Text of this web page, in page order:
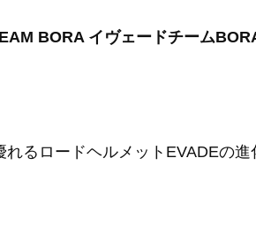
BORA イヴェードチーム
るロードヘルメットEVADEの